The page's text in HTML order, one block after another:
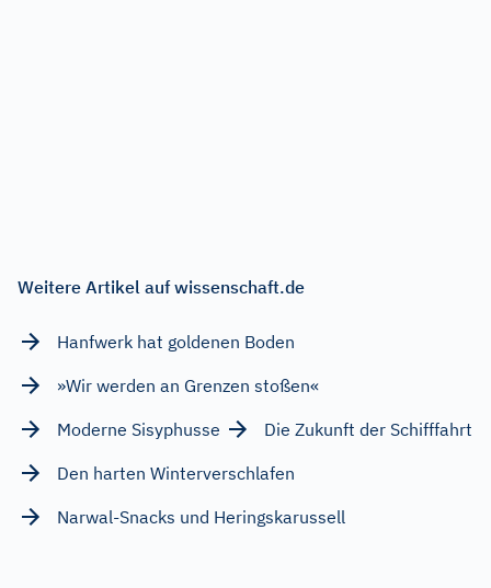
Weitere Artikel auf wissenschaft.de
Hanfwerk hat goldenen Boden
»Wir werden an Grenzen stoßen«
Moderne Sisyphusse
Die Zukunft der Schifffahrt
Den harten Winterverschlafen
Narwal-Snacks und Heringskarussell